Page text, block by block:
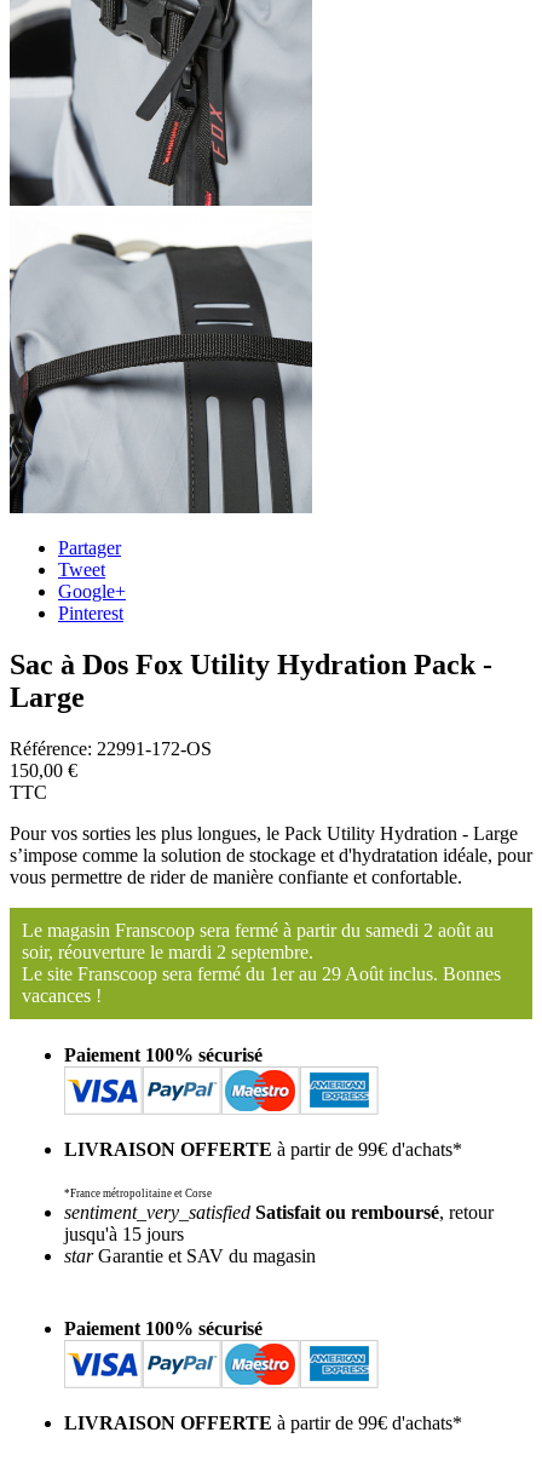
Partager
Tweet
Google+
Pinterest
Sac à Dos Fox Utility Hydration Pack -
Large
Référence: 22991-172-OS
150,00 €
TTC
Pour vos sorties les plus longues, le Pack Utility Hydration - Large
s’impose comme la solution de stockage et d'hydratation idéale, pour
vous permettre de rider de manière confiante et confortable.
Le magasin Franscoop sera fermé à partir du samedi 2 août au
soir, réouverture le mardi 2 septembre.
Le site Franscoop sera fermé du 1er au 29 Août inclus. Bonnes
vacances !
Paiement 100% sécurisé
LIVRAISON OFFERTE à partir de 99€ d'achats*
*France métropolitaine et Corse
sentiment_very_satisfied Satisfait ou remboursé, retour
jusqu'à 15 jours
starGarantie et SAV du magasin
Paiement 100% sécurisé
LIVRAISON OFFERTE à partir de 99€ d'achats*